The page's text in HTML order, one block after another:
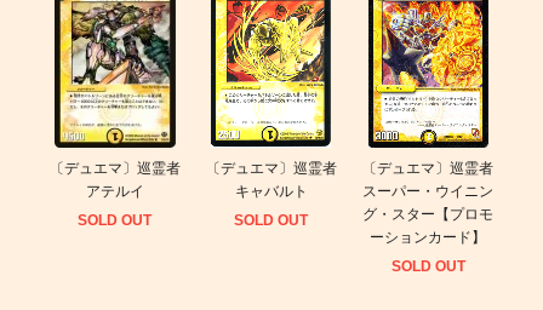
〔デュエマ〕巡霊者
アテルイ
SOLD OUT
〔デュエマ〕巡霊者
キャバルト
SOLD OUT
〔デュエマ〕巡霊者
スーパー・ウイニン
グ・スター【プロモ
ーションカード】
SOLD OUT